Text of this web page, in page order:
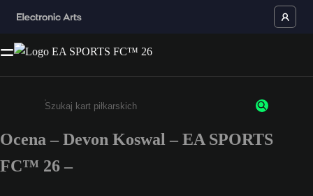
Wpisz co najmniej 3 znaki lub cyfry.
Ocena – Devon Koswal – EA SPORTS
FC™ 26 –